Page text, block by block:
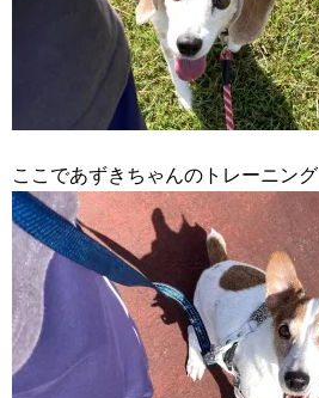
ここであずきちゃんのトレーニング